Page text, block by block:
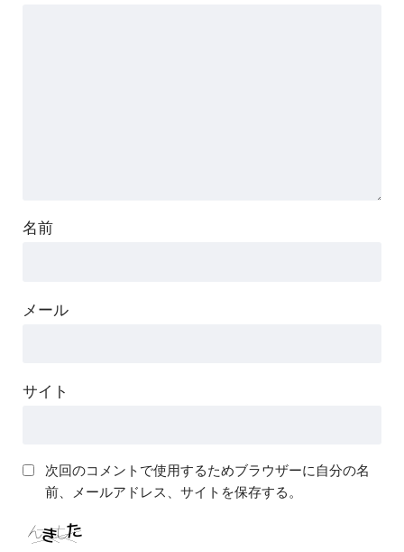
名前
メール
サイト
次回のコメントで使用するためブラウザーに自分の名
前、メールアドレス、サイトを保存する。